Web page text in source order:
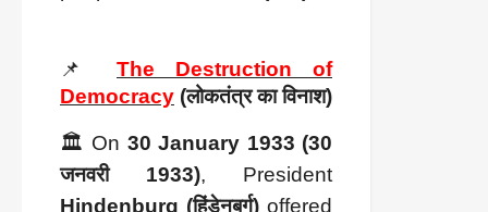
📌 The Destruction of
Democracy (लोकतंत्र का विनाश)
🏛️ On 30 January 1933 (30
जनवरी 1933), President
Hindenburg (हिंडेनबर्ग) offered